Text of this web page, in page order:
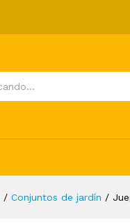
/ Conjuntos de jardín /